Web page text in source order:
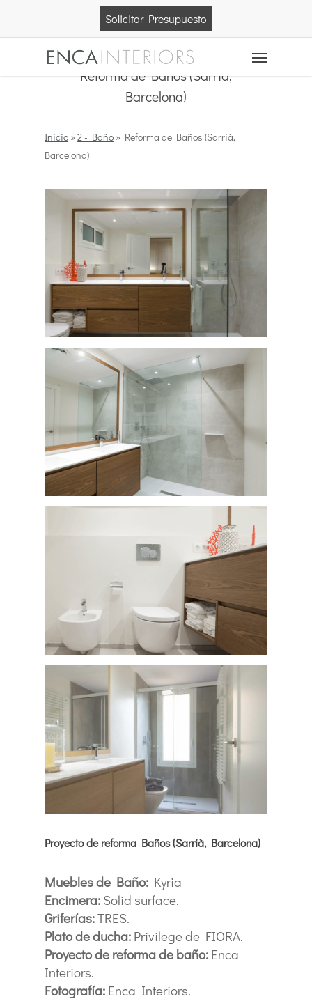
Solicitar Presupuesto
Menu
Reforma de Baños (Sarrià,
Barcelona)
Inicio »2 - Baño » Reforma de Baños (Sarrià,
Barcelona)
Proyecto de reforma Baños (Sarrià, Barcelona)
Muebles de Baño: Kyria
Encimera: Solid surface.
Griferías:TRES.
Plato de ducha: Privilege de FIORA.
Proyecto de reforma de baño: Enca
Interiors.
Fotografía: Enca Interiors.